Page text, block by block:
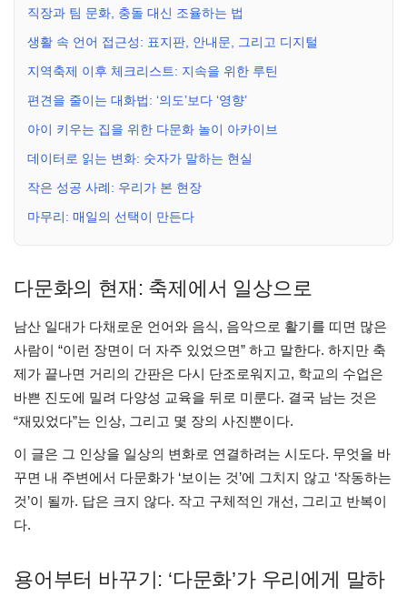
직장과 팀 문화, 충돌 대신 조율하는 법
생활 속 언어 접근성: 표지판, 안내문, 그리고 디지털
지역축제 이후 체크리스트: 지속을 위한 루틴
편견을 줄이는 대화법: ‘의도’보다 ‘영향’
아이 키우는 집을 위한 다문화 놀이 아카이브
데이터로 읽는 변화: 숫자가 말하는 현실
작은 성공 사례: 우리가 본 현장
마무리: 매일의 선택이 만든다
다문화의 현재: 축제에서 일상으로
남산 일대가 다채로운 언어와 음식, 음악으로 활기를 띠면 많은
사람이 “이런 장면이 더 자주 있었으면” 하고 말한다. 하지만 축
제가 끝나면 거리의 간판은 다시 단조로워지고, 학교의 수업은
바쁜 진도에 밀려 다양성 교육을 뒤로 미룬다. 결국 남는 것은
“재밌었다”는 인상, 그리고 몇 장의 사진뿐이다.
이 글은 그 인상을 일상의 변화로 연결하려는 시도다. 무엇을 바
꾸면 내 주변에서 다문화가 ‘보이는 것’에 그치지 않고 ‘작동하는
것’이 될까. 답은 크지 않다. 작고 구체적인 개선, 그리고 반복이
다.
용어부터 바꾸기: ‘다문화’가 우리에게 말하